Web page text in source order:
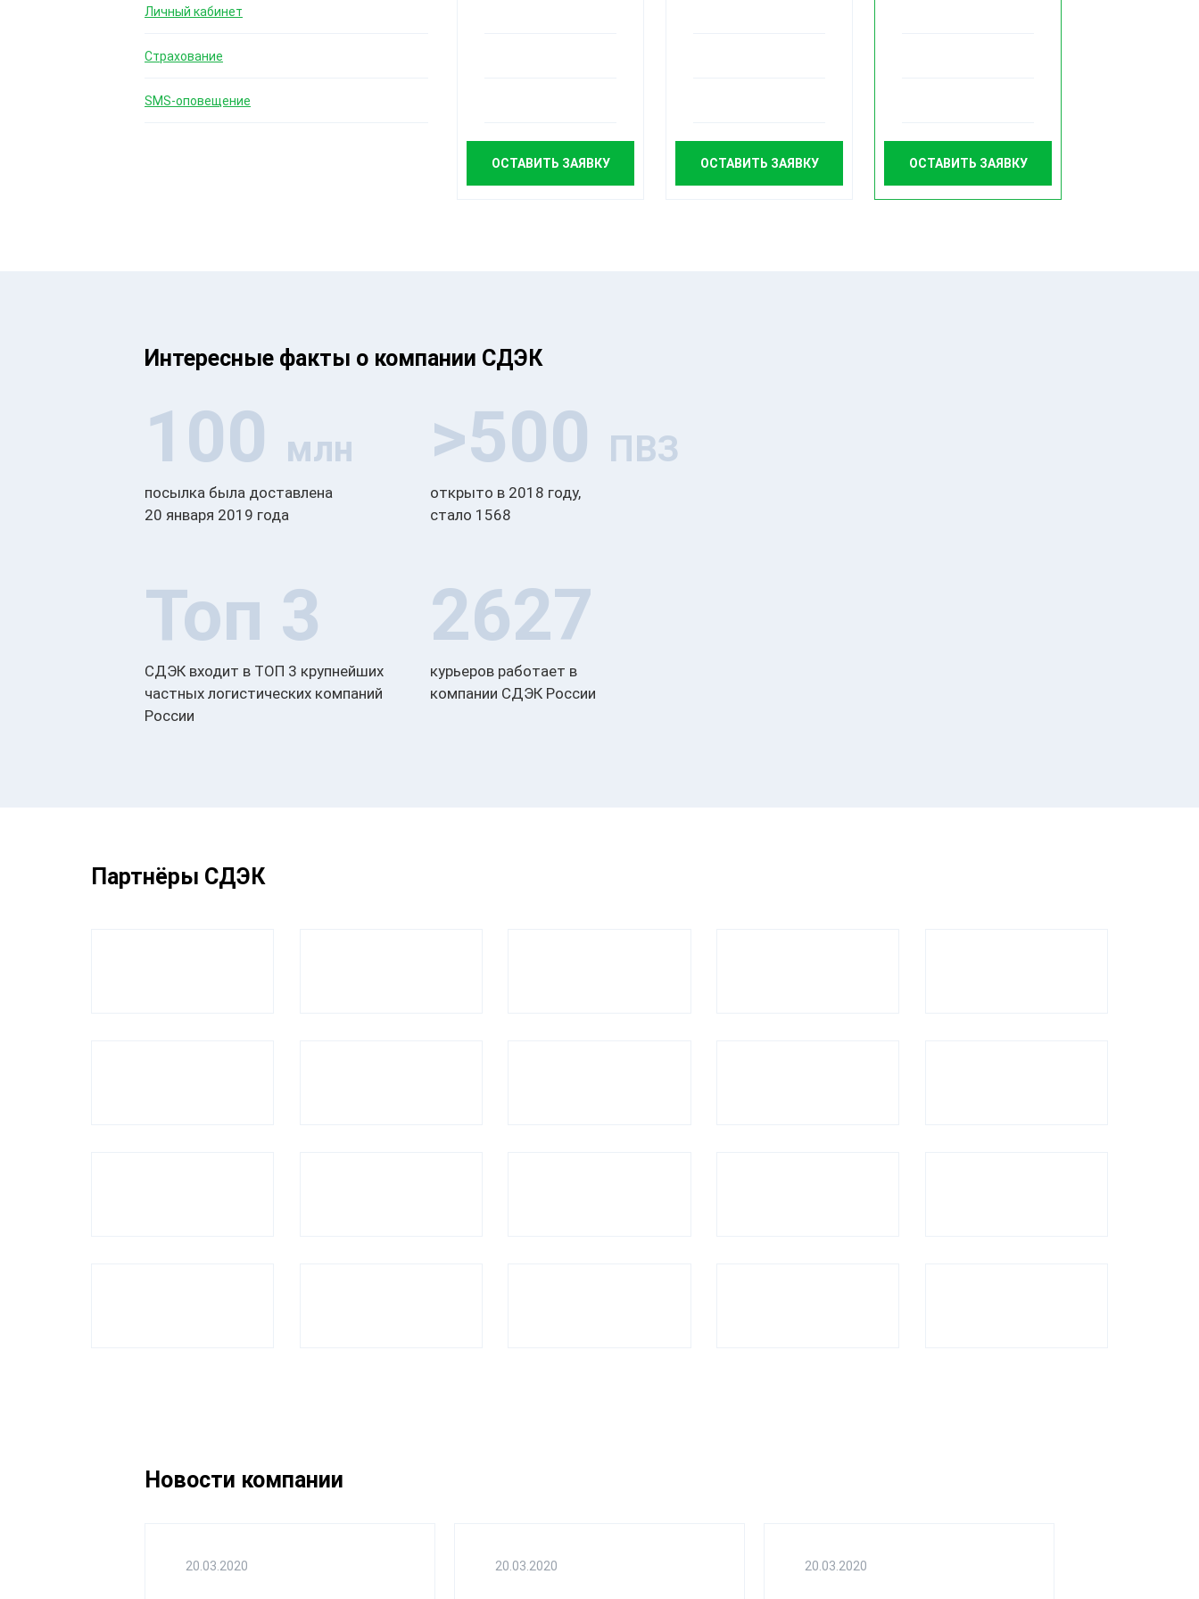
Личный кабинет
Страхование
SMS-оповещение
ОСТАВИТЬ ЗАЯВКУ ОСТАВИТЬ ЗАЯВКУ ОСТАВИТЬ ЗАЯВКУ
Интересные факты о компании СДЭК
100 млн
посылка была доставлена
20 января 2019 года
>500 ПВЗ
открыто в 2018 году,
стало 1568
Топ 3
СДЭК входит в ТОП 3 крупнейших
частных логистических компаний
России
2627
курьеров работает в
компании СДЭК России
Партнёры СДЭК
Новости компании
20.03.2020 20.03.2020 20.03.2020